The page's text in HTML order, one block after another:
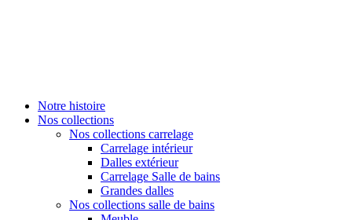
Notre histoire
Nos collections
Nos collections carrelage
Carrelage intérieur
Dalles extérieur
Carrelage Salle de bains
Grandes dalles
Nos collections salle de bains